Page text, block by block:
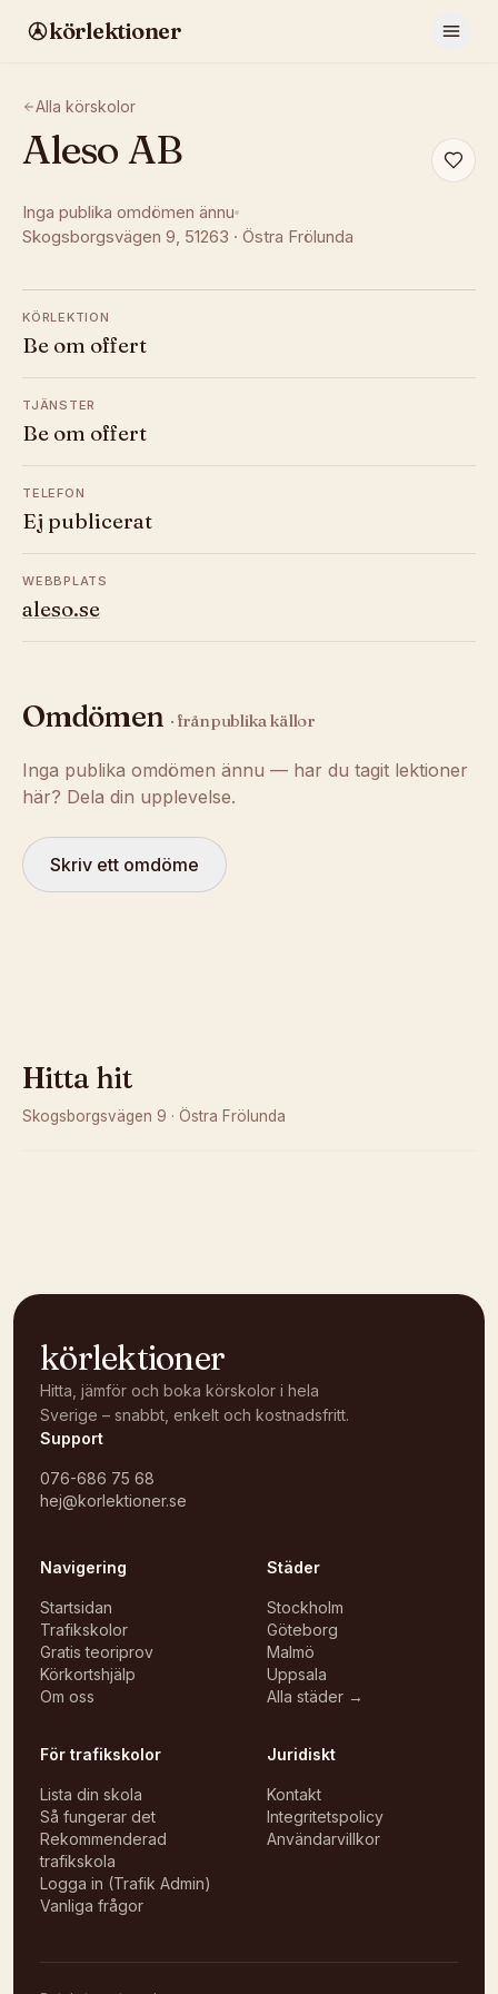
körlektioner
Alla körskolor
Aleso AB
Inga publika omdömen ännu
Skogsborgsvägen 9, 51263 · Östra Frölunda
KÖRLEKTION
Be om offert
TJÄNSTER
Be om offert
TELEFON
Ej publicerat
WEBBPLATS
aleso.se
Omdömen · från publika källor
Inga publika omdömen ännu — har du tagit lektioner
här? Dela din upplevelse.
Skriv ett omdöme
Hitta hit
Skogsborgsvägen 9 · Östra Frölunda
körlektioner
Hitta, jämför och boka körskolor i hela
Sverige – snabbt, enkelt och kostnadsfritt.
Support
076-686 75 68
hej@korlektioner.se
Navigering
Startsidan
Trafikskolor
Gratis teoriprov
Körkortshjälp
Om oss
Städer
Stockholm
Göteborg
Malmö
Uppsala
Alla städer →
För trafikskolor
Lista din skola
Så fungerar det
Rekommenderad
trafikskola
Logga in (Trafik Admin)
Vanliga frågor
Juridiskt
Kontakt
Integritetspolicy
Användarvillkor